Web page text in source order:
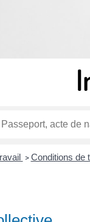
> Conditions de